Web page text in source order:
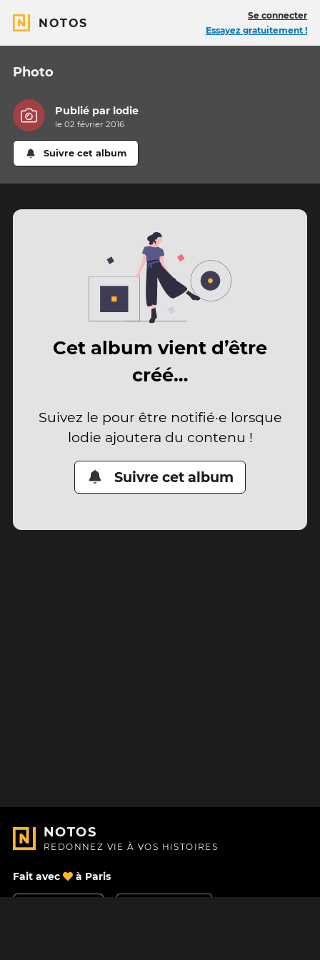
NOTOS
Se connecter
Essayez gratuitement !
Photo
Publié par lodie
le 02 février 2016
Suivre cet album
Cet album vient d’être
créé…
Suivez le pour être notifié·e lorsque
lodie ajoutera du contenu !
Suivre cet album
NOTOS
REDONNEZ VIE À VOS HISTOIRES
Fait avec à Paris